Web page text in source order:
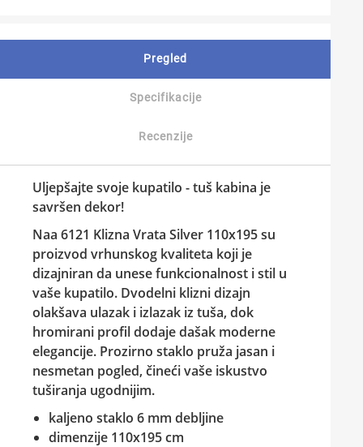
Pregled
Specifikacije
Recenzije
Uljepšajte svoje kupatilo - tuš kabina je
savršen dekor!
Naa 6121 Klizna Vrata Silver 110x195su
proizvod vrhunskog kvaliteta koji je
dizajniran da unese funkcionalnost i stil u
vaše kupatilo. Dvodelni klizni dizajn
olakšava ulazak i izlazak iz tuša, dok
hromirani profil dodaje dašak moderne
elegancije. Prozirno staklo pruža jasan i
nesmetan pogled, čineći vaše iskustvo
tuširanja ugodnijim.
kaljeno staklo 6 mm debljine
dimenzije 110x195 cm